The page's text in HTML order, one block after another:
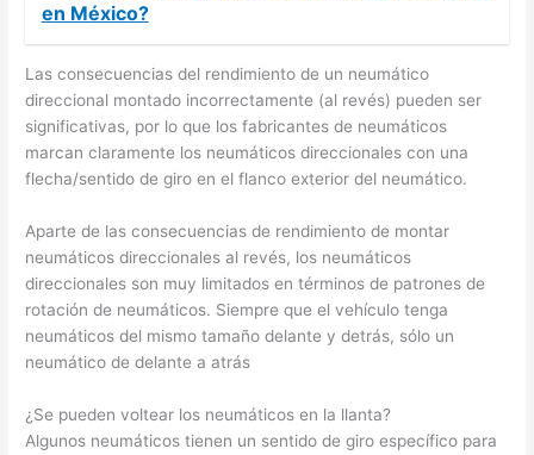
en México?
Las consecuencias del rendimiento de un neumático
direccional montado incorrectamente (al revés) pueden ser
significativas, por lo que los fabricantes de neumáticos
marcan claramente los neumáticos direccionales con una
flecha/sentido de giro en el flanco exterior del neumático.
Aparte de las consecuencias de rendimiento de montar
neumáticos direccionales al revés, los neumáticos
direccionales son muy limitados en términos de patrones de
rotación de neumáticos. Siempre que el vehículo tenga
neumáticos del mismo tamaño delante y detrás, sólo un
neumático de delante a atrás
¿Se pueden voltear los neumáticos en la llanta?
Algunos neumáticos tienen un sentido de giro específico para